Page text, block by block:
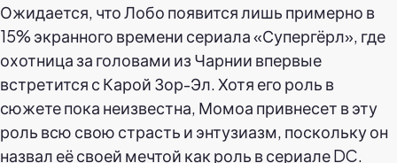
Ожидается, что Лобо появится лишь примерно в
15% экранного времени сериала «Супергёрл», где
охотница за головами из Чарнии впервые
встретится с Карой Зор-Эл. Хотя его роль в
сюжете пока неизвестна, Момоа привнесет в эту
роль всю свою страсть и энтузиазм, поскольку он
назвал её своей мечтой как роль в сериале DC.